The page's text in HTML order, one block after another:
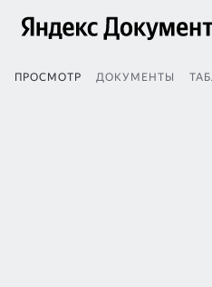
ПРОСМОТР ДОКУМЕНТЫ